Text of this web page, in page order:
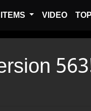
ITEMS VIDEO